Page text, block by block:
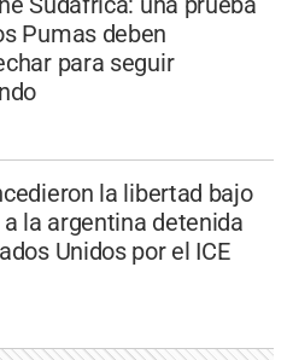
Pumas deben
para seguir
la libertad bajo
la argentina detenida
Unidos por el ICE